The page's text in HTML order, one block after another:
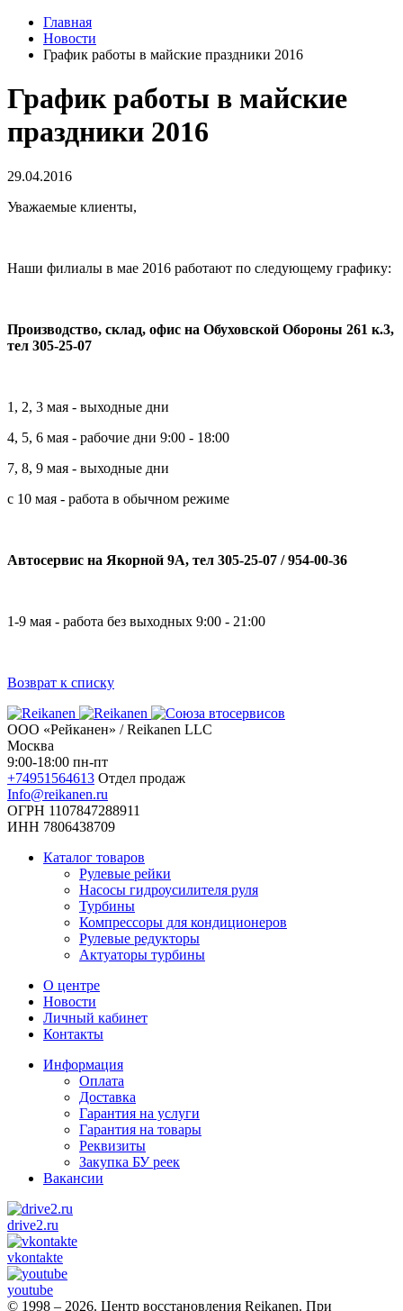
Главная
Новости
График работы в майские праздники 2016
График работы в майские
праздники 2016
29.04.2016
Уважаемые клиенты,
Наши филиалы в мае 2016 работают по следующему графику:
Производство, склад, офис на Обуховской Обороны 261 к.3,
тел 305-25-07
1, 2, 3 мая - выходные дни
4, 5, 6 мая - рабочие дни 9:00 - 18:00
7, 8, 9 мая - выходные дни
с 10 мая - работа в обычном режиме
Автосервис на Якорной 9А, тел 305-25-07 / 954-00-36
1-9 мая - работа без выходных 9:00 - 21:00
Возврат к списку
ООО «Рейканен» / Reikanen LLC
Москва
9:00-18:00 пн-пт
+74951564613 Отдел продаж
Info@reikanen.ru
ОГРН 1107847288911
ИНН 7806438709
Каталог товаров
Рулевые рейки
Насосы гидроусилителя руля
Турбины
Компрессоры для кондиционеров
Рулевые редукторы
Актуаторы турбины
О центре
Новости
Личный кабинет
Контакты
Информация
Оплата
Доставка
Гарантия на услуги
Гарантия на товары
Реквизиты
Закупка БУ реек
Вакансии
drive2.ru
vkontakte
youtube
© 1998 – 2026. Центр восстановления Reikanen. При